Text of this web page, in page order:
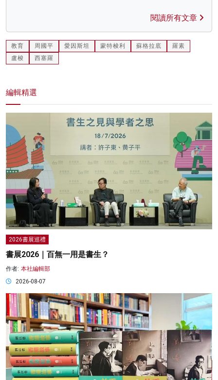
閱讀所有文章
教育 周國平 愛因斯坦 蒙特梭利 蘇格拉底
羅素
盧梭
西塞羅
編輯精選
2026書展巡禮
書展2026｜百無一用是書生？
作者: 本社編輯部
2026-08-07